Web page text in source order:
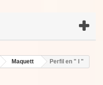
Maquett Perfil en " I "